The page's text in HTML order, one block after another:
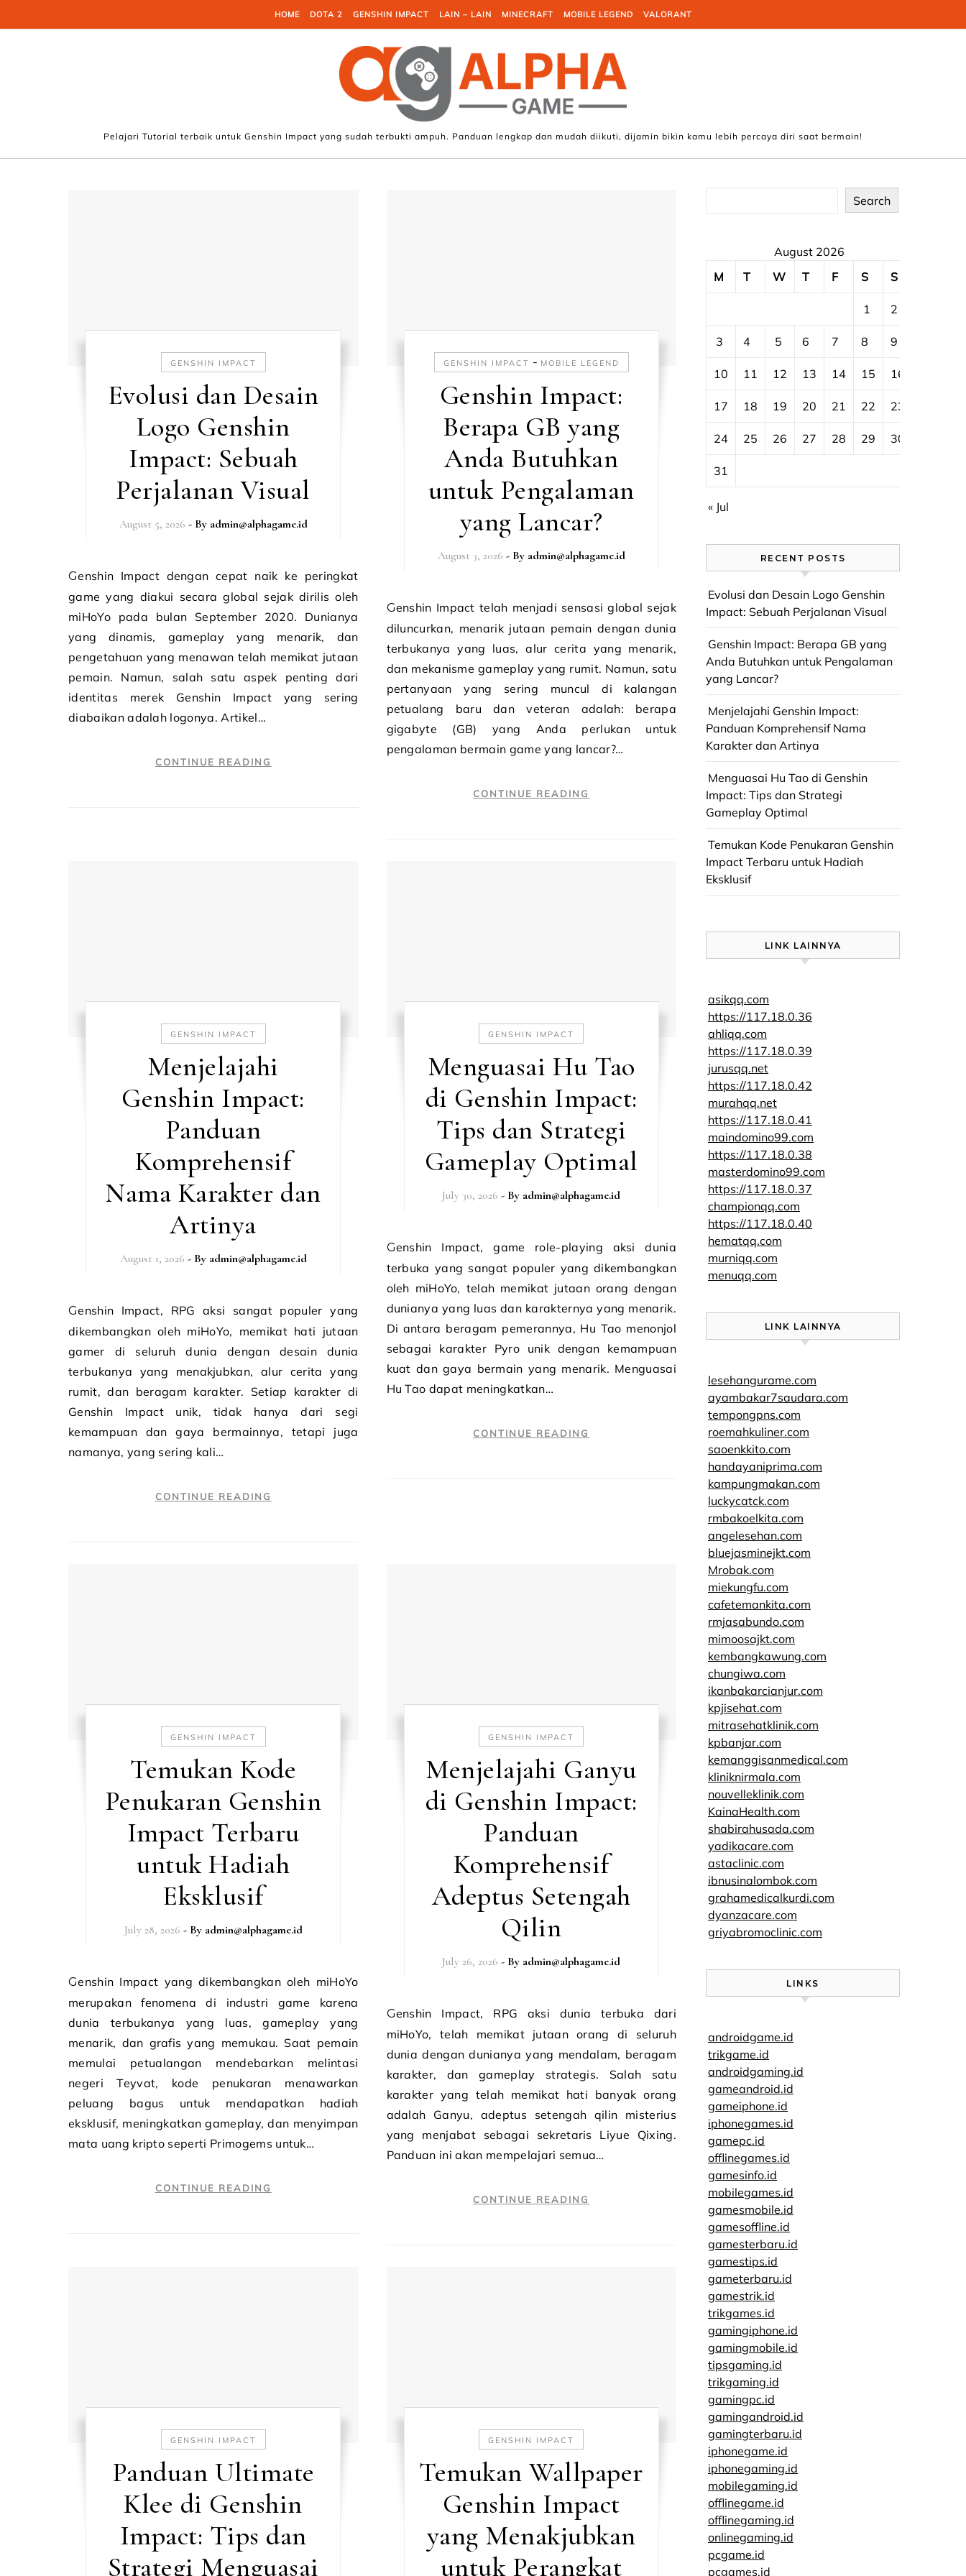
HOME DOTA 2 GENSHIN IMPACT LAIN – LAIN MINECRAFT MOBILE LEGEND VALORANT
Pelajari Tutorial terbaik untuk Genshin Impact yang sudah terbukti ampuh. Panduan lengkap dan mudah diikuti, dijamin bikin kamu lebih percaya diri saat bermain!
GENSHIN IMPACT
Evolusi dan Desain
Logo Genshin
Impact: Sebuah
Perjalanan Visual
August 5, 2026 - By admin@alphagame.id
Genshin Impact dengan cepat naik ke peringkat
game yang diakui secara global sejak dirilis oleh
miHoYo pada bulan September 2020. Dunianya
yang dinamis, gameplay yang menarik, dan
pengetahuan yang menawan telah memikat jutaan
pemain. Namun, salah satu aspek penting dari
identitas merek Genshin Impact yang sering
diabaikan adalah logonya. Artikel…
CONTINUE READING
GENSHIN IMPACT - MOBILE LEGEND
Genshin Impact:
Berapa GB yang
Anda Butuhkan
untuk Pengalaman
yang Lancar?
August 3, 2026 - By admin@alphagame.id
Genshin Impact telah menjadi sensasi global sejak
diluncurkan, menarik jutaan pemain dengan dunia
terbukanya yang luas, alur cerita yang menarik,
dan mekanisme gameplay yang rumit. Namun, satu
pertanyaan yang sering muncul di kalangan
petualang baru dan veteran adalah: berapa
gigabyte (GB) yang Anda perlukan untuk
pengalaman bermain game yang lancar?…
CONTINUE READING
GENSHIN IMPACT
Menjelajahi
Genshin Impact:
Panduan
Komprehensif
Nama Karakter dan
Artinya
August 1, 2026 - By admin@alphagame.id
Genshin Impact, RPG aksi sangat populer yang
dikembangkan oleh miHoYo, memikat hati jutaan
gamer di seluruh dunia dengan desain dunia
terbukanya yang menakjubkan, alur cerita yang
rumit, dan beragam karakter. Setiap karakter di
Genshin Impact unik, tidak hanya dari segi
kemampuan dan gaya bermainnya, tetapi juga
namanya, yang sering kali…
CONTINUE READING
GENSHIN IMPACT
Menguasai Hu Tao
di Genshin Impact:
Tips dan Strategi
Gameplay Optimal
July 30, 2026 - By admin@alphagame.id
Genshin Impact, game role-playing aksi dunia
terbuka yang sangat populer yang dikembangkan
oleh miHoYo, telah memikat jutaan orang dengan
dunianya yang luas dan karakternya yang menarik.
Di antara beragam pemerannya, Hu Tao menonjol
sebagai karakter Pyro unik dengan kemampuan
kuat dan gaya bermain yang menarik. Menguasai
Hu Tao dapat meningkatkan…
CONTINUE READING
GENSHIN IMPACT
Temukan Kode
Penukaran Genshin
Impact Terbaru
untuk Hadiah
Eksklusif
July 28, 2026 - By admin@alphagame.id
Genshin Impact yang dikembangkan oleh miHoYo
merupakan fenomena di industri game karena
dunia terbukanya yang luas, gameplay yang
menarik, dan grafis yang memukau. Saat pemain
memulai petualangan mendebarkan melintasi
negeri Teyvat, kode penukaran menawarkan
peluang bagus untuk mendapatkan hadiah
eksklusif, meningkatkan gameplay, dan menyimpan
mata uang kripto seperti Primogems untuk…
CONTINUE READING
GENSHIN IMPACT
Menjelajahi Ganyu
di Genshin Impact:
Panduan
Komprehensif
Adeptus Setengah
Qilin
July 26, 2026 - By admin@alphagame.id
Genshin Impact, RPG aksi dunia terbuka dari
miHoYo, telah memikat jutaan orang di seluruh
dunia dengan dunianya yang mendalam, beragam
karakter, dan gameplay strategis. Salah satu
karakter yang telah memikat hati banyak orang
adalah Ganyu, adeptus setengah qilin misterius
yang menjabat sebagai sekretaris Liyue Qixing.
Panduan ini akan mempelajari semua…
CONTINUE READING
GENSHIN IMPACT
Panduan Ultimate
Klee di Genshin
Impact: Tips dan
Strategi Menguasai
GENSHIN IMPACT
Temukan Wallpaper
Genshin Impact
yang Menakjubkan
untuk Perangkat
Search
August 2026
M
T W T F S S
1 2
3 4 5 6 7 8 9
10 11 12 13 14 15 16
17 18 19 20 21 22 23
24 25 26 27 28 29 30
31
« Jul
RECENT POSTS
Evolusi dan Desain Logo Genshin
Impact: Sebuah Perjalanan Visual
Genshin Impact: Berapa GB yang
Anda Butuhkan untuk Pengalaman
yang Lancar?
Menjelajahi Genshin Impact:
Panduan Komprehensif Nama
Karakter dan Artinya
Menguasai Hu Tao di Genshin
Impact: Tips dan Strategi
Gameplay Optimal
Temukan Kode Penukaran Genshin
Impact Terbaru untuk Hadiah
Eksklusif
LINK LAINNYA
asikqq.com
https://117.18.0.36
ahliqq.com
https://117.18.0.39
jurusqq.net
https://117.18.0.42
murahqq.net
https://117.18.0.41
maindomino99.com
https://117.18.0.38
masterdomino99.com
https://117.18.0.37
championqq.com
https://117.18.0.40
hematqq.com
murniqq.com
menuqq.com
LINK LAINNYA
lesehangurame.com
ayambakar7saudara.com
tempongpns.com
roemahkuliner.com
saoenkkito.com
handayaniprima.com
kampungmakan.com
luckycatck.com
rmbakoelkita.com
angelesehan.com
bluejasminejkt.com
Mrobak.com
miekungfu.com
cafetemankita.com
rmjasabundo.com
mimoosajkt.com
kembangkawung.com
chungiwa.com
ikanbakarcianjur.com
kpjisehat.com
mitrasehatklinik.com
kpbanjar.com
kemanggisanmedical.com
kliniknirmala.com
nouvelleklinik.com
KainaHealth.com
shabirahusada.com
yadikacare.com
astaclinic.com
ibnusinalombok.com
grahamedicalkurdi.com
dyanzacare.com
griyabromoclinic.com
LINKS
androidgame.id
trikgame.id
androidgaming.id
gameandroid.id
gameiphone.id
iphonegames.id
gamepc.id
offlinegames.id
gamesinfo.id
mobilegames.id
gamesmobile.id
gamesoffline.id
gamesterbaru.id
gamestips.id
gameterbaru.id
gamestrik.id
trikgames.id
gamingiphone.id
gamingmobile.id
tipsgaming.id
trikgaming.id
gamingpc.id
gamingandroid.id
gamingterbaru.id
iphonegame.id
iphonegaming.id
mobilegaming.id
offlinegame.id
offlinegaming.id
onlinegaming.id
pcgame.id
pcgames.id